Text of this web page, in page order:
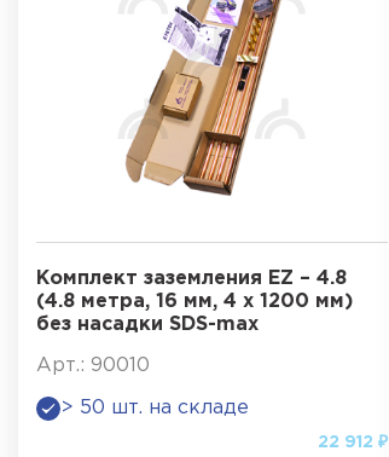
Комплект заземления EZ – 4.8
(4.8 метра, 16 мм, 4 х 1200 мм)
без насадки SDS-max
Арт.: 90010
> 50 шт. на складе
22 912 ₽